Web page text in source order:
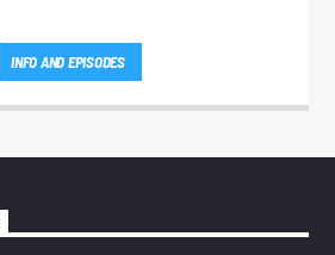
INFO AND EPISODES